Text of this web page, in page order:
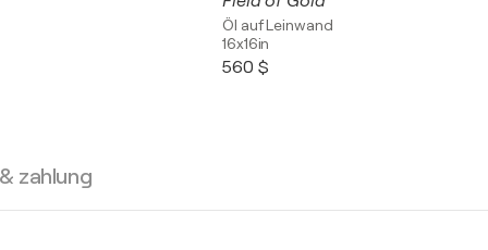
Öl auf Leinwand
16x16in
560 $
zahlung